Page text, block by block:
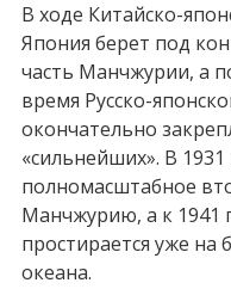
В ходе Китайско-
Япония берет под
часть Манчжурии, а
время Русско-
окончательно
«сильнейших». В
полномасштабное
Манчжурию, а к 1941
простирается уже на
океана.